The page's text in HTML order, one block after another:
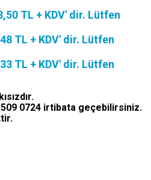
TL + KDV' dir. Lütfen
TL + KDV' dir. Lütfen
TL + KDV' dir. Lütfen
509 0724 irtibata geçebilirsiniz.